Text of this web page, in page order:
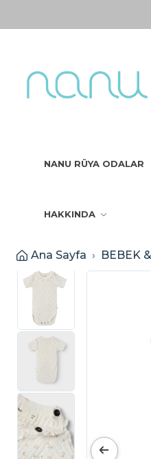
NANU RÜYA ODALAR
HAKKINDA
Ana Sayfa BEBEK